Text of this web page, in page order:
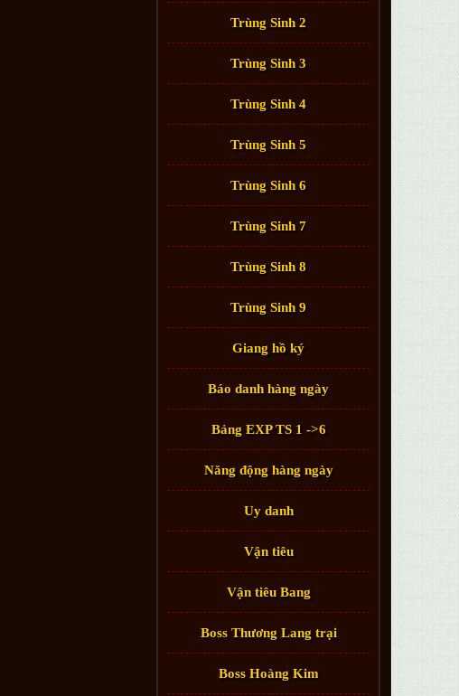
Trùng Sinh 2
Trùng Sinh 3
Trùng Sinh 4
Trùng Sinh 5
Trùng Sinh 6
Trùng Sinh 7
Trùng Sinh 8
Trùng Sinh 9
Giang hồ ký
Báo danh hàng ngày
Bảng EXP TS 1 ->6
Năng động hàng ngày
Uy danh
Vận tiêu
Vận tiêu Bang
Boss Thương Lang trại
Boss Hoàng Kim